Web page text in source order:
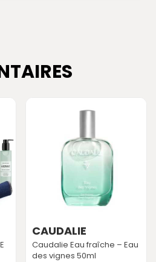
CAUDALIE
Caudalie Eau fraîche – Eau
des vignes 50ml